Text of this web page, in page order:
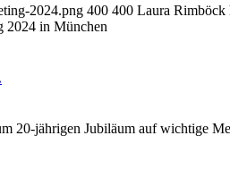
2024.png 400 400 Laura Rimböck
2024 in München
20-jährigen Jubiläum auf wichtige